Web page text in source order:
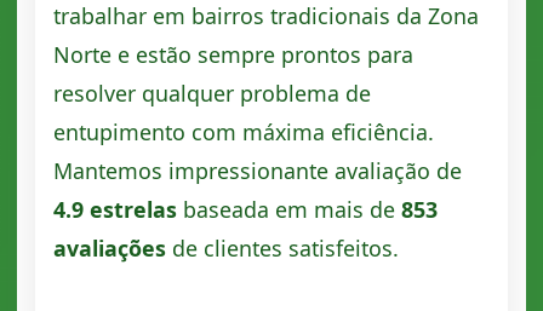
trabalhar em bairros tradicionais da Zona
Norte e estão sempre prontos para
resolver qualquer problema de
entupimento com máxima eficiência.
Mantemos impressionante avaliação de
4.9 estrelasbaseada em mais de 853
avaliaçõesde clientes satisfeitos.